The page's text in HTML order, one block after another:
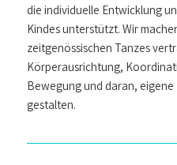
die individuelle Entwicklung
Kindes unterstützt. Wir
zeitgenössischen Tanzes
Körperausrichtung,
Bewegung und daran,
gestalten.